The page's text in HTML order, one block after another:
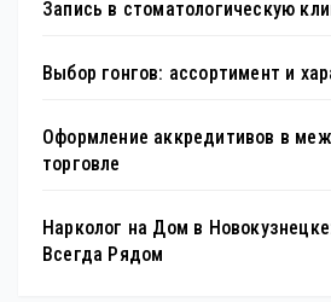
Запись в стоматологическую
Выбор гонгов: ассортимент и
Оформление аккредитивов в
торговле
Нарколог на Дом в
Всегда Рядом